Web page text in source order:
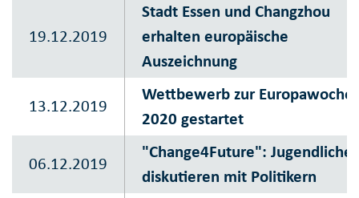
19.12.2019
Stadt Essen und Changzhou
erhalten europäische
Auszeichnung
13.12.2019
Wettbewerb zur Europawoche
2020 gestartet
06.12.2019
"Change4Future": Jugendliche
diskutieren mit Politikern